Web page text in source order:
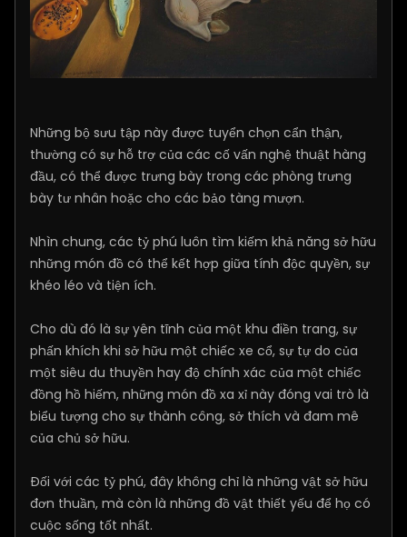
Những bộ sưu tập này được tuyển chọn cẩn thận,
thường có sự hỗ trợ của các cố vấn nghệ thuật hàng
đầu, có thể được trưng bày trong các phòng trưng
bày tư nhân hoặc cho các bảo tàng mượn.
Nhìn chung, các tỷ phú luôn tìm kiếm khả năng sở hữu
những món đồ có thể kết hợp giữa tính độc quyền, sự
khéo léo và tiện ích.
Cho dù đó là sự yên tĩnh của một khu điền trang, sự
phấn khích khi sở hữu một chiếc xe cổ, sự tự do của
một siêu du thuyền hay độ chính xác của một chiếc
đồng hồ hiếm, những món đồ xa xỉ này đóng vai trò là
biểu tượng cho sự thành công, sở thích và đam mê
của chủ sở hữu.
Đối với các tỷ phú, đây không chỉ là những vật sở hữu
đơn thuần, mà còn là những đồ vật thiết yếu để họ có
cuộc sống tốt nhất.